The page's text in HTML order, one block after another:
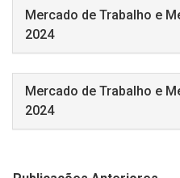
Mercado de Trabalho e
2024
Mercado de Trabalho e
2024